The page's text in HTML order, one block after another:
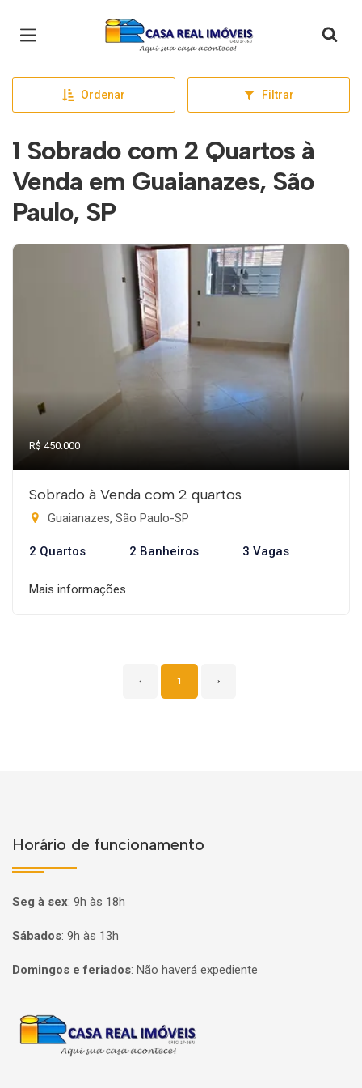
Página inicial
Ordenar Filtrar
1 Sobrado com 2 Quartos à
Venda em Guaianazes, São
Paulo, SP
R$ 450.000
Sobrado à Venda com 2 quartos
Guaianazes, São Paulo-SP
2 Quartos 2 Banheiros 3 Vagas
Mais informações
‹ 1 ›
Horário de funcionamento
Seg à sex: 9h às 18h
Sábados: 9h às 13h
Domingos e feriados: Não haverá expediente
Página inicial